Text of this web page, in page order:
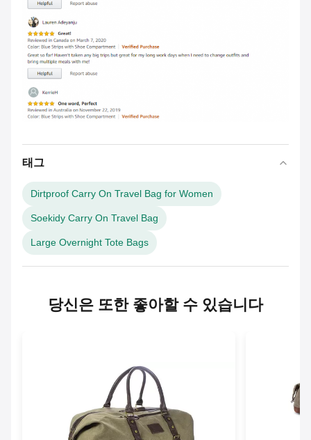
태그
Dirtproof Carry On Travel Bag for Women
Soekidy Carry On Travel Bag
Large Overnight Tote Bags
당신은 또한 좋아할 수 있습니다